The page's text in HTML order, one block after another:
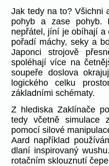
Jak tedy na to? Všichni
pohyb a zase pohyb.
nepřátel, jíní je obíhají a
pořadí máchy, seky a
Japonci strojově
spoléhají více na
soupeře doslova
logického celku
základními schématy.
Z hlediska Zaklínače
tedy včetně simulace
pomocí silové
Aard například
dlaní inspirovaný
rotačním sklouznutí